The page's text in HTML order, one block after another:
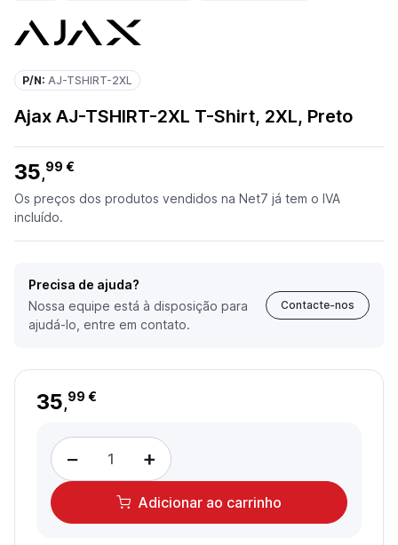
P/N: AJ-TSHIRT-2XL
Ajax AJ-TSHIRT-2XL T-Shirt, 2XL, Preto
35,99 €
Os preços dos produtos vendidos na Net7 já tem o IVA
incluído.
Precisa de ajuda?
Nossa equipe está à disposição para
ajudá-lo, entre em contato.
Contacte-nos
35,99 €
− +
Adicionar ao carrinho